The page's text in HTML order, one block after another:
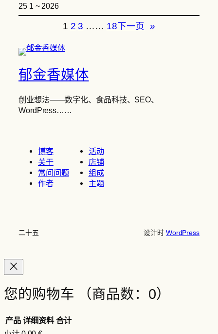
25 1 ~ 2026
1 2 3 …… 18下一页 »
郁金香媒体
创业想法——数字化、食品科技、SEO、
WordPress……
博客
关于
常问问题
作者
活动
店铺
组成
主题
二十五 设计时 WordPress
您的购物车 （商品数：0）
产品 详细资料 合计